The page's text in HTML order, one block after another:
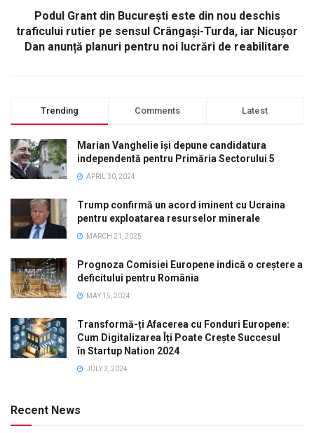
Podul Grant din București este din nou deschis
traficului rutier pe sensul Crângași-Turda, iar Nicușor
Dan anunță planuri pentru noi lucrări de reabilitare
Trending Comments Latest
Marian Vanghelie își depune candidatura
independentă pentru Primăria Sectorului 5
APRIL 30, 2024
Trump confirmă un acord iminent cu Ucraina
pentru exploatarea resurselor minerale
MARCH 21, 2025
Prognoza Comisiei Europene indică o creștere a
deficitului pentru România
MAY 15, 2024
Transformă-ți Afacerea cu Fonduri Europene:
Cum Digitalizarea Îți Poate Crește Succesul
în Startup Nation 2024
JULY 3, 2024
Recent News